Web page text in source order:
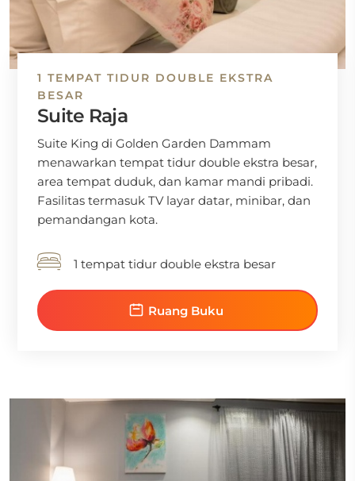
1 TEMPAT TIDUR DOUBLE EKSTRA
BESAR
Suite Raja
Suite King di Golden Garden Dammam
menawarkan tempat tidur double ekstra besar,
area tempat duduk, dan kamar mandi pribadi.
Fasilitas termasuk TV layar datar, minibar, dan
pemandangan kota.
1 tempat tidur double ekstra besar
Ruang Buku